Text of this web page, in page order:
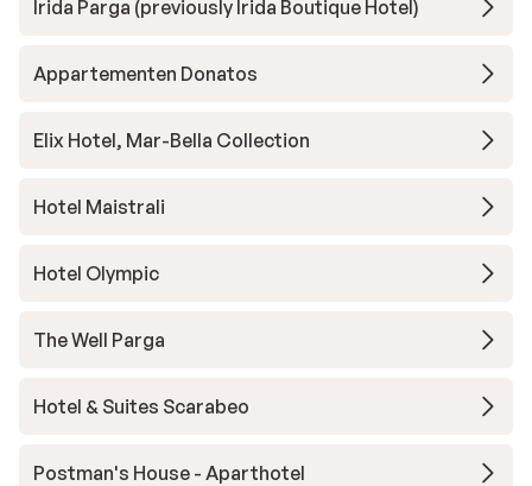
Irida Parga (previously Irida Boutique Hotel)
Appartementen Donatos
Elix Hotel, Mar-Bella Collection
Hotel Maistrali
Hotel Olympic
The Well Parga
Hotel & Suites Scarabeo
Postman's House - Aparthotel